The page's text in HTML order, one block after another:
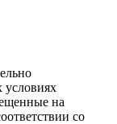
на
со